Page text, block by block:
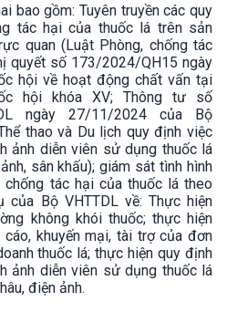
bao gồm: Tuyên truyền các quy
tác hại của thuốc lá trên sản
quan (Luật Phòng, chống tác
quyết số 173/2024/QH15 ngày
hội về hoạt động chất vấn tại
hội khóa XV; Thông tư số
ngày 27/11/2024 của Bộ
thao và Du lịch quy định việc
ảnh diễn viên sử dụng thuốc lá
sân khấu); giám sát tình hình
tác hại của thuốc lá theo
của Bộ VHTTDL về: Thực hiện
không khói thuốc; thực hiện
khuyến mại, tài trợ của đơn
thuốc lá; thực hiện quy định
ảnh diễn viên sử dụng thuốc lá
điện ảnh.